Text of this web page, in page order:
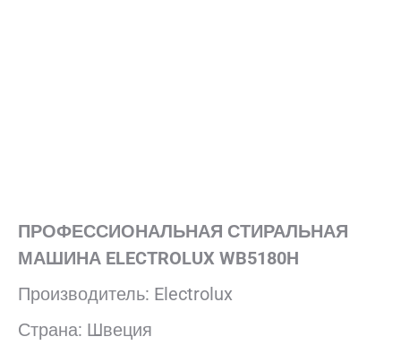
ПРОФЕССИОНАЛЬНАЯ СТИРАЛЬНАЯ
МАШИНА ELECTROLUX WB5180H
Производитель: Electrolux
Страна: Швеция